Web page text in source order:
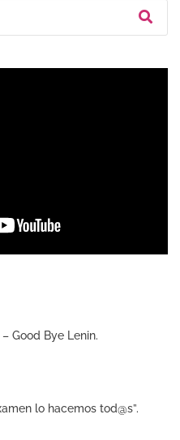
Good Bye Lenin.
lo hacemos tod@s”.